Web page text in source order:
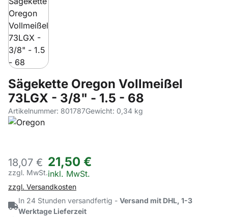
Sägekette Oregon Vollmeißel
73LGX - 3/8" - 1.5 - 68
Artikelnummer: 801787Gewicht: 0,34 kg
18,07 €
zzgl. MwSt.
21,50 €
Steuerhinweis:
inkl. MwSt.
zzgl. Versandkosten
In 24 Stunden versandfertig - Versand mit DHL, 1-3
Werktage Lieferzeit